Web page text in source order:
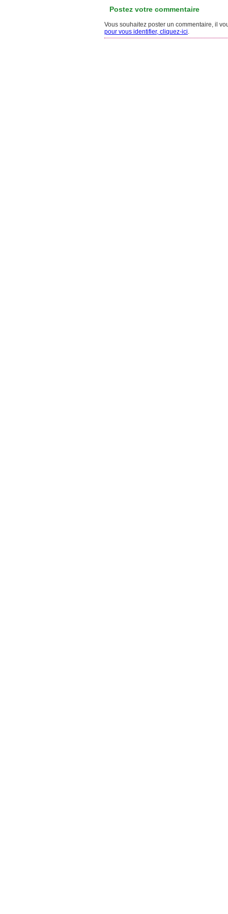
Postez votre commentaire
Vous souhaitez poster un commentaire, il
pour vous identifier, cliquez-ici.